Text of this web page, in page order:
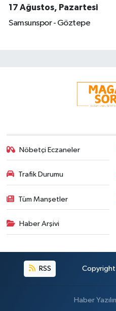
17 Ağustos, Pazartesi
Samsunspor - Göztepe
Nöbetçi Eczaneler
Trafik Durumu
Tüm Manşetler
Haber Arşivi
RSS Copyright
Haber